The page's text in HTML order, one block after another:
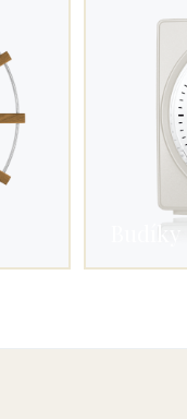
Budíky